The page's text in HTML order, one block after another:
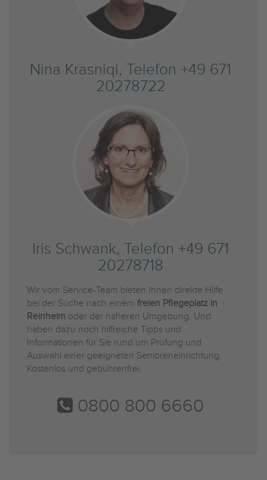
Nina Krasniqi, Telefon +49 671
20278722
Iris Schwank, Telefon +49 671
20278718
Wir vom Service-Team bieten Ihnen direkte Hilfe
bei der Suche nach einem freien Pflegeplatz in
Reinheim oder der näheren Umgebung. Und
haben dazu noch hilfreiche Tipps und
Informationen für Sie rund um Prüfung und
Auswahl einer geeigneten Senioreneinrichtung.
Kostenlos und gebührenfrei.
0800 800 6660